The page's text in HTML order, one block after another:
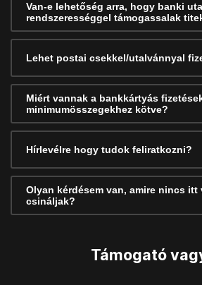
Van-e lehetőség arra, hogy banki
rendszerességgel támogassalak
Lehet postai csekkel/utalvánnyal
Miért vannak a bankkártyás
minimumösszegekhez kötve?
Hírlevélre hogy tudok feliratkozni?
Olyan kérdésem van, amire nincs itt
csináljak?
Támogató